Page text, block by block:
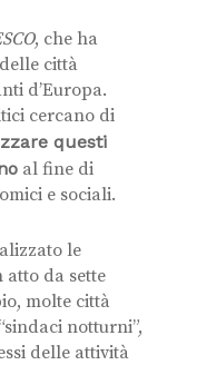
, che ha
città
d’Europa.
cercano di
questi
al fine di
e sociali.
le
atto da sette
molte città
notturni”,
delle attività